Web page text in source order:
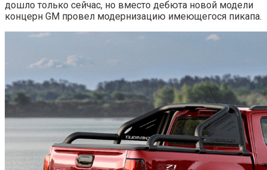
дошло только сейчас, но вместо дебюта новой модели
концерн GM провел модернизацию имеющегося пикапа.